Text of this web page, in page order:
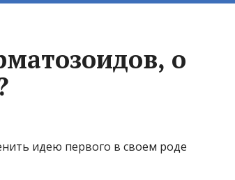
о
идею первого в своем роде